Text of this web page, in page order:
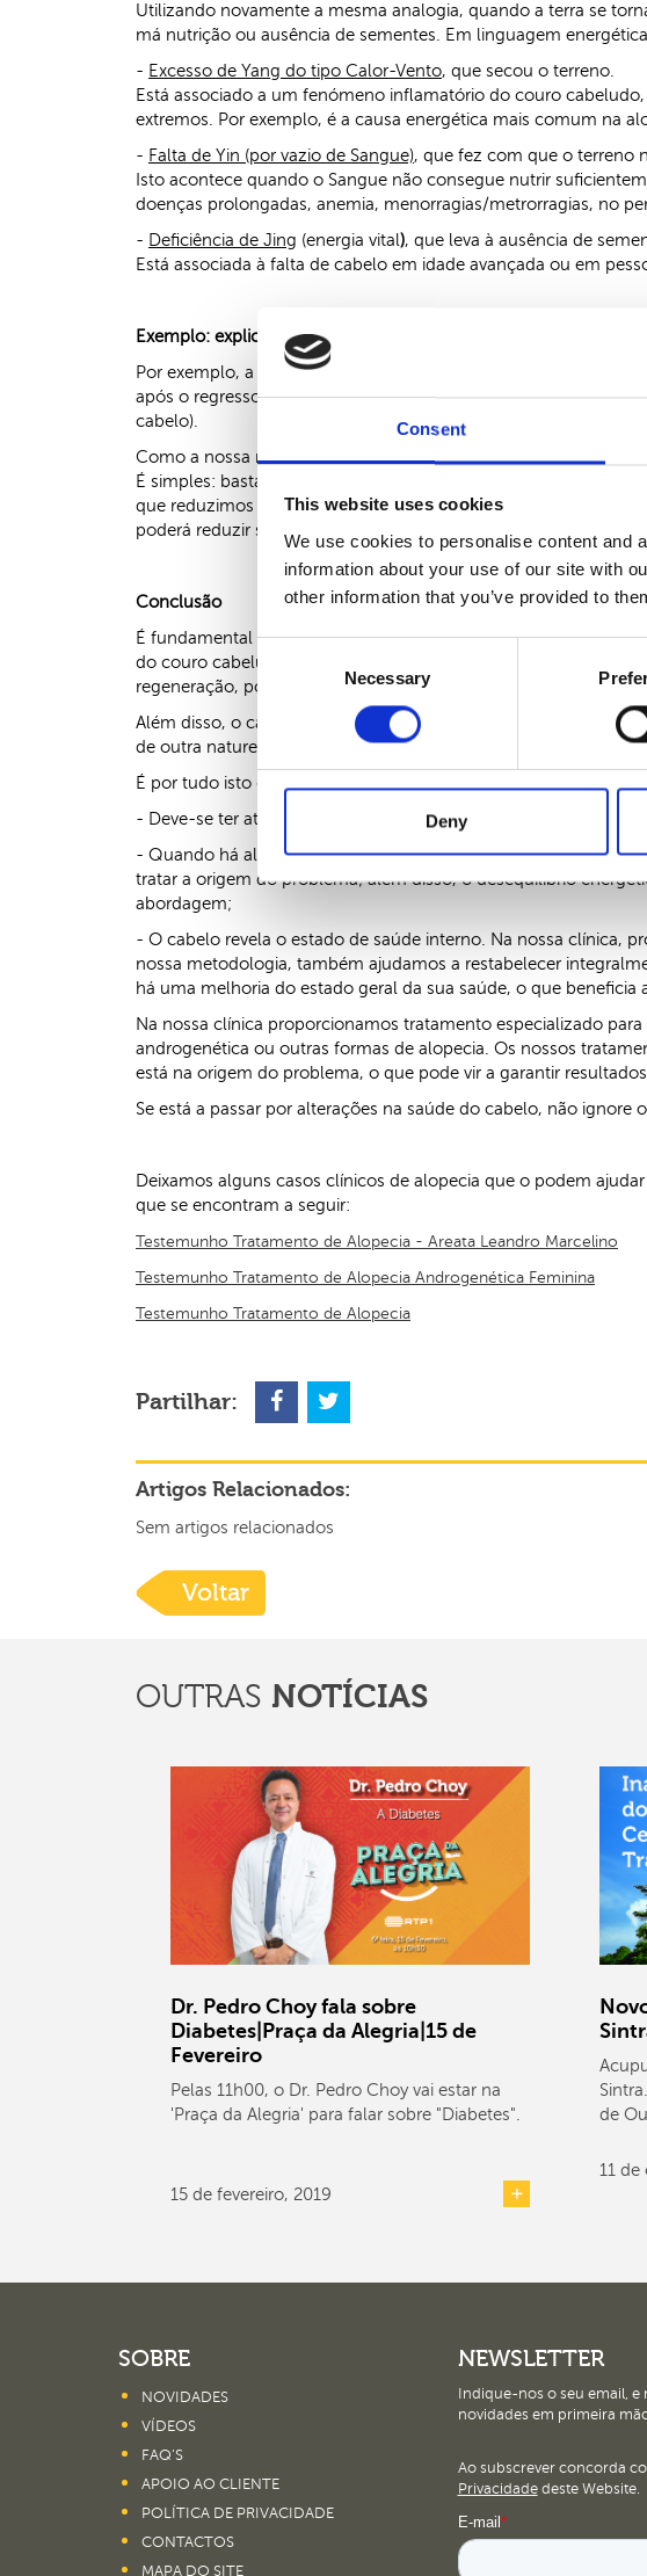
Consent
This website uses cookies
We use cookies to personalise content and
information about your use of our site with
other information that you’ve provided to
Selection
Necessary
Deny
Utilizando novamente a mesma analogia, quando a terra se
má nutrição ou ausência de sementes. Em linguagem
- Excesso de Yang do tipo Calor-Vento, que secou o terreno.
Está associado a um fenómeno inflamatório do couro
extremos. Por exemplo, é a causa energética mais comum na
- Falta de Yin (por vazio de Sangue), que fez com que o terreno
Isto acontece quando o Sangue não consegue nutrir
doenças prolongadas, anemia, menorragias/metrorragias, no
- Deficiência de Jing (energia vital), que leva à ausência de
Está associada à falta de cabelo em idade avançada ou em
Exemplo: explicação energética para a queda de cabelo no
Por exemplo, a queda de cabelo no outono deve-se a uma
após o regresso ao trabalho. Isso pode levar a um fenómeno de
cabelo).
Como a nossa metodologia contraria este fenómeno?
É simples: basta regar e fertilizar mais a terra, ou seja, nutrir o
que reduzimos o Vento-Calor interno, o que vai parar os
poderá reduzir significativamente a sua queda, mesmo durante o
Conclusão
É fundamental tratar adequadamente a saúde capilar quando
do couro cabeludo pode levar a uma deterioração dos ciclos
regeneração, podendo, inclusive, evoluir para quadros de
Além disso, o cabelo é revelador de desequilíbrios energéticos
de outra natureza, normalmente importantes para a saúde do
É por tudo isto que defendemos que:
- Deve-se ter atenção à saúde capilar;
- Quando há alterações significativas, é necessário tratar a
tratar a origem do problema; além disso, o desequilíbrio
abordagem;
- O cabelo revela o estado de saúde interno. Na nossa clínica,
nossa metodologia, também ajudamos a restabelecer
há uma melhoria do estado geral da sua saúde, o que beneficia
Na nossa clínica proporcionamos tratamento especializado
androgenética ou outras formas de alopecia. Os nossos
está na origem do problema, o que pode vir a garantir
Se está a passar por alterações na saúde do cabelo, não ignore
Deixamos alguns casos clínicos de alopecia que o podem
que se encontram a seguir:
Testemunho Tratamento de Alopecia - Areata Leandro Marcelino
Testemunho Tratamento de Alopecia Androgenética Feminina
Testemunho Tratamento de Alopecia
Partilhar:
Artigos Relacionados:
Sem artigos relacionados
Voltar
OUTRAS NOTÍCIAS
Dr. Pedro Choy fala sobre
Diabetes|Praça da Alegria|15 de
Fevereiro
Pelas 11h00, o Dr. Pedro Choy vai estar na
'Praça da Alegria' para falar sobre "Diabetes".
15 de fevereiro, 2019
de
11
SOBRE
NOVIDADES
VÍDEOS
FAQ’S
APOIO AO CLIENTE
POLÍTICA DE PRIVACIDADE
CONTACTOS
MAPA DO SITE
NEWSLETTER
Indique-nos o seu email, e
novidades em primeira
Ao subscrever concorda
Privacidadedeste Website.